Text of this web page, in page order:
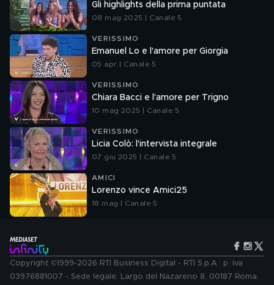
Gli highlights della prima puntata
08 mag 2025 | Canale 5
VERISSIMO
Emanuel Lo e l'amore per Giorgia
05 apr | Canale 5
VERISSIMO
Chiara Bacci e l'amore per Trigno
10 mag 2025 | Canale 5
VERISSIMO
Licia Colò: l'intervista integrale
07 giu 2025 | Canale 5
AMICI
Lorenzo vince Amici25
18 mag | Canale 5
Copyright ©1999-2026 RTI Business Digital - RTI S.p.A.: p. iva
03976881007 - Sede legale: Largo del Nazareno 8, 00187 Roma.